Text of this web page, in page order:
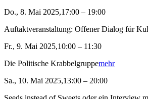
Do., 8. Mai 2025,17:00 – 19:00
Auftaktveranstaltung: Offener Dialog für
Fr., 9. Mai 2025,10:00 – 11:30
Die Politische Krabbelgruppemehr
Sa., 10. Mai 2025,13:00 – 20:00